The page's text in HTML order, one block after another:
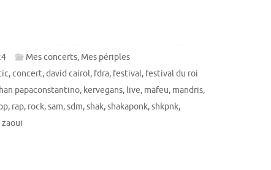
Mes concerts, Mes périples
,concert,david cairol, fdra, festival, festival du roi
papaconstantino, kervegans, live, mafeu, mandris,
, rap, rock,sam,sdm,shak,shakaponk,shkpnk,
zaoui